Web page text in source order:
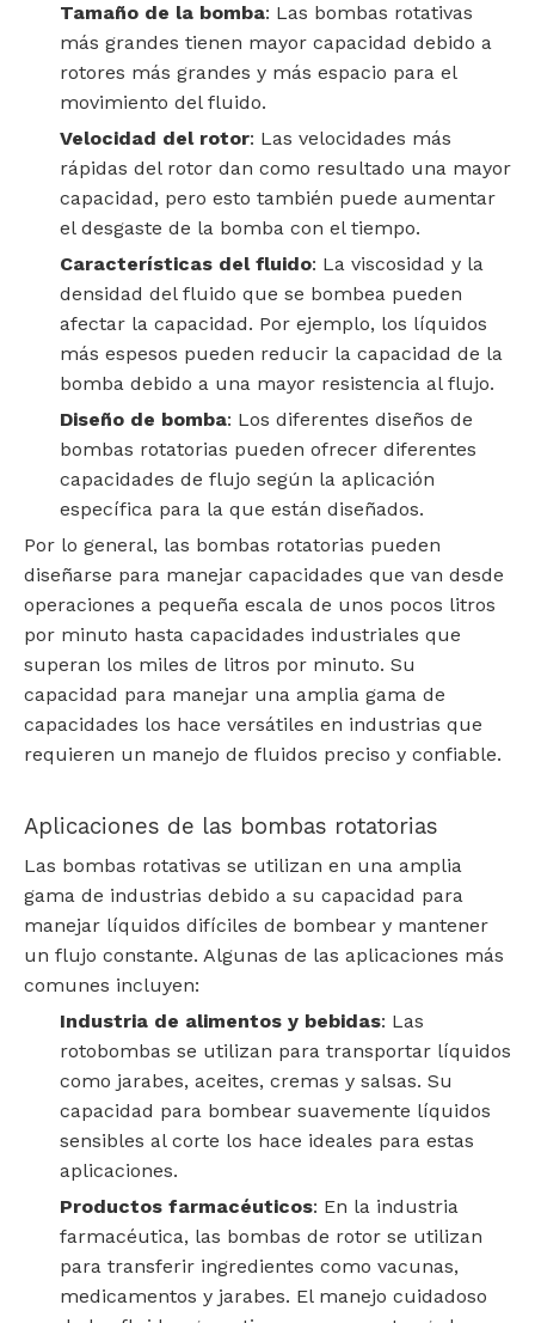
Tamaño de la bomba: Las bombas rotativas
más grandes tienen mayor capacidad debido a
rotores más grandes y más espacio para el
movimiento del fluido.
Velocidad del rotor: Las velocidades más
rápidas del rotor dan como resultado una mayor
capacidad, pero esto también puede aumentar
el desgaste de la bomba con el tiempo.
Características del fluido: La viscosidad y la
densidad del fluido que se bombea pueden
afectar la capacidad. Por ejemplo, los líquidos
más espesos pueden reducir la capacidad de la
bomba debido a una mayor resistencia al flujo.
Diseño de bomba: Los diferentes diseños de
bombas rotatorias pueden ofrecer diferentes
capacidades de flujo según la aplicación
específica para la que están diseñados.
Por lo general, las bombas rotatorias pueden
diseñarse para manejar capacidades que van desde
operaciones a pequeña escala de unos pocos litros
por minuto hasta capacidades industriales que
superan los miles de litros por minuto. Su
capacidad para manejar una amplia gama de
capacidades los hace versátiles en industrias que
requieren un manejo de fluidos preciso y confiable.
Aplicaciones de las bombas rotatorias
Las bombas rotativas se utilizan en una amplia
gama de industrias debido a su capacidad para
manejar líquidos difíciles de bombear y mantener
un flujo constante. Algunas de las aplicaciones más
comunes incluyen:
Industria de alimentos y bebidas: Las
rotobombas se utilizan para transportar líquidos
como jarabes, aceites, cremas y salsas. Su
capacidad para bombear suavemente líquidos
sensibles al corte los hace ideales para estas
aplicaciones.
Productos farmacéuticos: En la industria
farmacéutica, las bombas de rotor se utilizan
para transferir ingredientes como vacunas,
medicamentos y jarabes. El manejo cuidadoso